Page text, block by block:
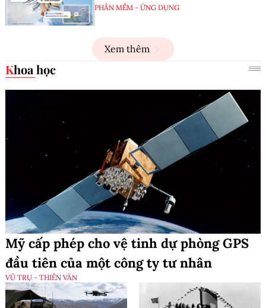
PHẦN MỀM - ỨNG DỤNG
Xem thêm
Khoa học
Mỹ cấp phép cho vệ tinh dự phòng GPS
đầu tiên của một công ty tư nhân
VŨ TRỤ - THIÊN VĂN